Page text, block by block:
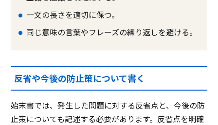
一文の長さを適切に保つ。
同じ意味の言葉やフレーズの繰り返しを避ける。
反省や今後の防止策について書く
始末書では、発生した問題に対する反省点と、今後の防
止策についても記述する必要があります。反省点を明確